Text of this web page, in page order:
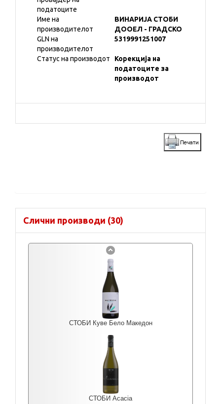
податоците
Име на
производителот
ВИНАРИЈА СТОБИ
ДООЕЛ - ГРАДСКО
GLN на
производителот
5319991251007
Статус на производот
Корекција на
податоците за
производот
Слични производи (30)
СТОБИ Куве Бело Македон
СТОБИ Acacia